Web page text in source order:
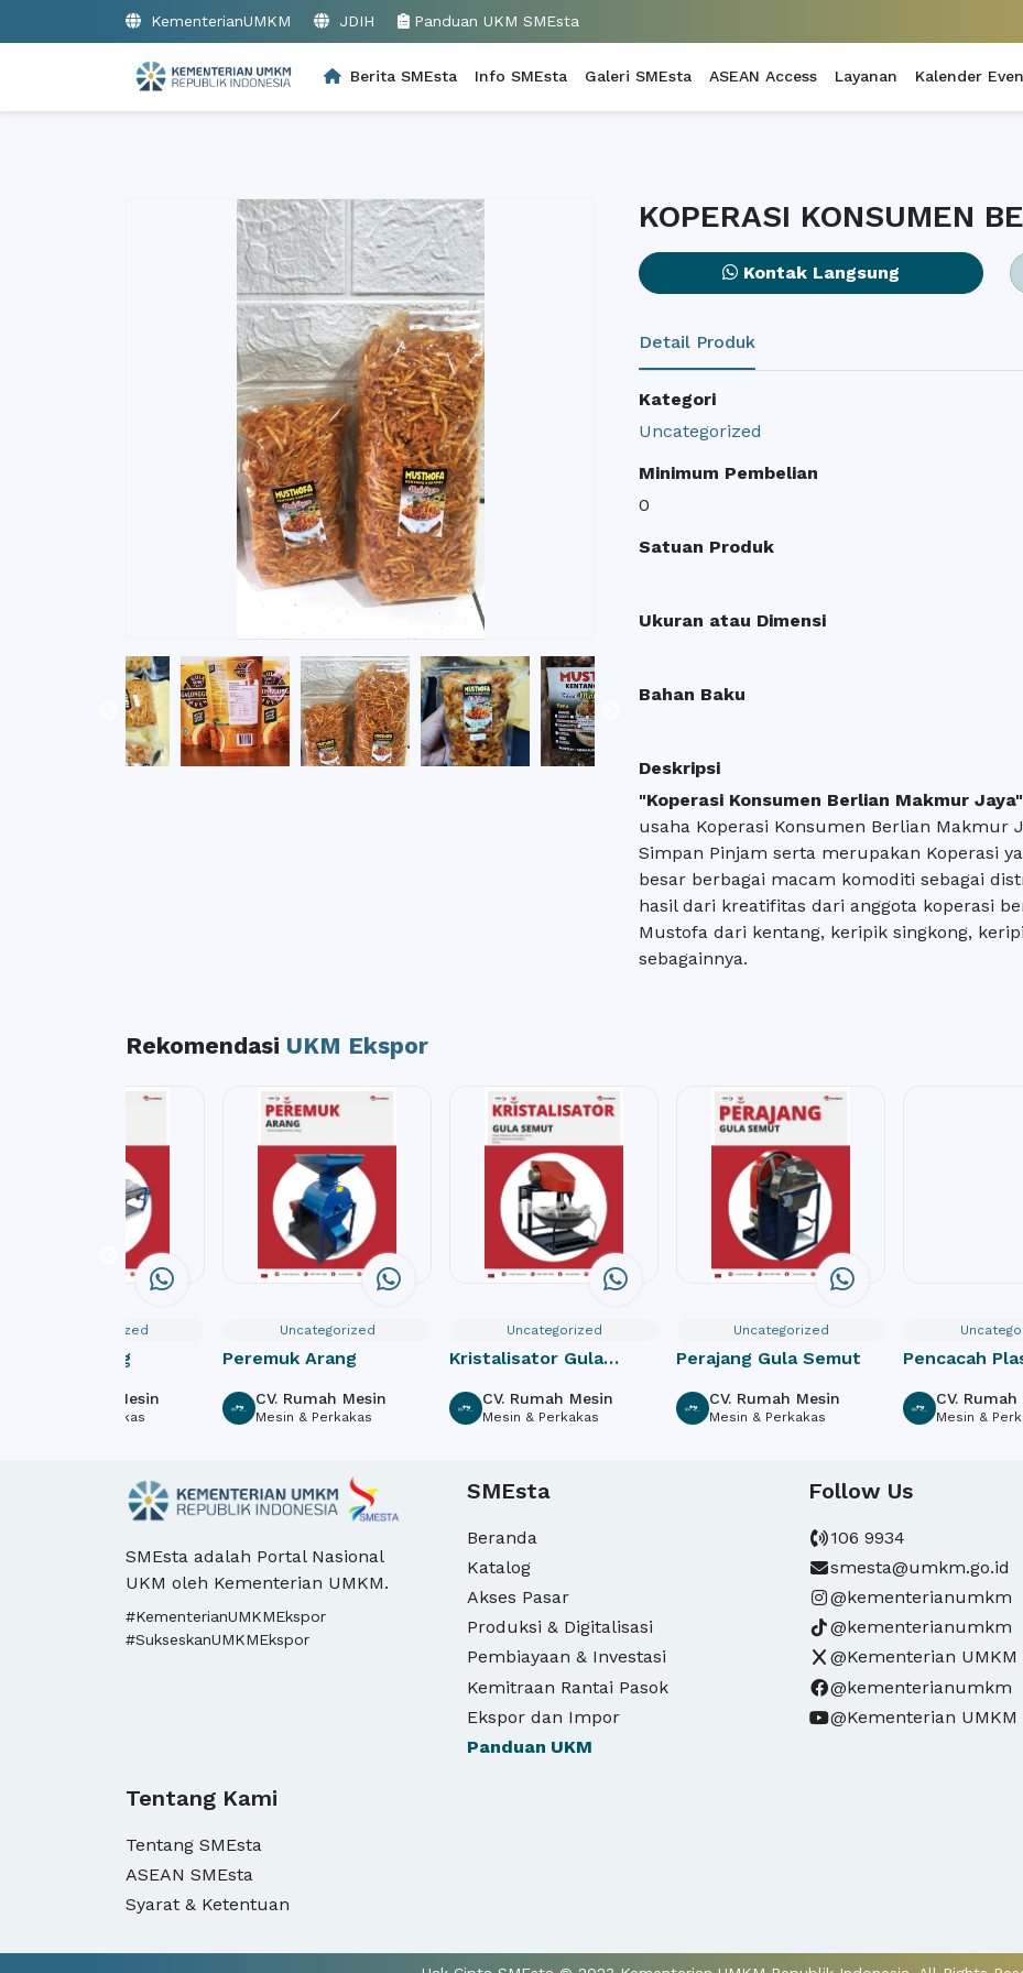
KementerianUMKM JDIH Panduan UKM SMEsta
Berita SMEsta Info SMEsta Galeri SMEsta ASEAN Access Layanan Kalender
KOPERASI KONSUMEN
Kontak Langsung
Detail Produk
Kategori
Uncategorized
Minimum Pembelian
0
Satuan Produk
Ukuran atau Dimensi
Bahan Baku
Deskripsi
"Koperasi Konsumen Berlian Makmur Jaya"
usaha Koperasi Konsumen Berlian Makmur
Simpan Pinjam serta merupakan Koperasi
besar berbagai macam komoditi sebagai
hasil dari kreatifitas dari anggota koperasi
Mustofa dari kentang, keripik singkong,
sebagainnya.
Rekomendasi UKM Ekspor
Uncategorized
Porang
CV. Rumah Mesin
Mesin & Perkakas
Uncategorized
Peremuk Arang
CV. Rumah Mesin
Mesin & Perkakas
Uncategorized
Kristalisator Gula
CV. Rumah Mesin
Mesin & Perkakas
Uncategorized
Perajang Gula Semut
CV. Rumah Mesin
Mesin & Perkakas
Pencacah
CV. Rumah
Mesin &
SMEsta adalah Portal Nasional
UKM oleh Kementerian UMKM.
#KementerianUMKMEkspor
#SukseskanUMKMEkspor
SMEsta
Beranda
Katalog
Akses Pasar
Produksi & Digitalisasi
Pembiayaan & Investasi
Kemitraan Rantai Pasok
Ekspor dan Impor
Panduan UKM
Follow Us
106 9934
smesta@umkm.go.id
@kementerianumkm
@kementerianumkm
@Kementerian UMKM
@kementerianumkm
@Kementerian UMKM
Tentang Kami
Tentang SMEsta
ASEAN SMEsta
Syarat & Ketentuan